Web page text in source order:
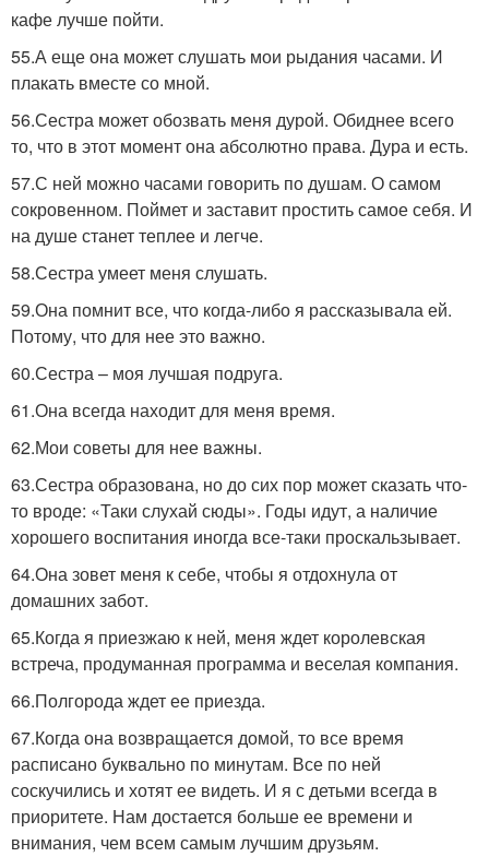
кафе лучше пойти.
55.А еще она может слушать мои рыдания часами. И
плакать вместе со мной.
56.Сестра может обозвать меня дурой. Обиднее всего
то, что в этот момент она абсолютно права. Дура и есть.
57.С ней можно часами говорить по душам. О самом
сокровенном. Поймет и заставит простить самое себя. И
на душе станет теплее и легче.
58.Сестра умеет меня слушать.
59.Она помнит все, что когда-либо я рассказывала ей.
Потому, что для нее это важно.
60.Сестра – моя лучшая подруга.
61.Она всегда находит для меня время.
62.Мои советы для нее важны.
63.Сестра образована, но до сих пор может сказать что-
то вроде: «Таки слухай сюды». Годы идут, а наличие
хорошего воспитания иногда все-таки проскальзывает.
64.Она зовет меня к себе, чтобы я отдохнула от
домашних забот.
65.Когда я приезжаю к ней, меня ждет королевская
встреча, продуманная программа и веселая компания.
66.Полгорода ждет ее приезда.
67.Когда она возвращается домой, то все время
расписано буквально по минутам. Все по ней
соскучились и хотят ее видеть. И я с детьми всегда в
приоритете. Нам достается больше ее времени и
внимания, чем всем самым лучшим друзьям.